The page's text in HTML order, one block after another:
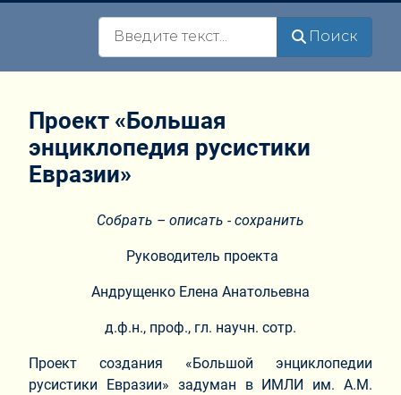
Поиск
Проект «Большая
энциклопедия русистики
Евразии»
Собрать – описать - сохранить
Руководитель проекта
Андрущенко Елена Анатольевна
д.ф.н., проф., гл. научн. сотр.
Проект создания «Большой энциклопедии
русистики Евразии» задуман в ИМЛИ им. А.М.